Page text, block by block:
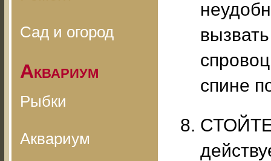
Сад и огород
Аквариум
Рыбки
Аквариум
спине